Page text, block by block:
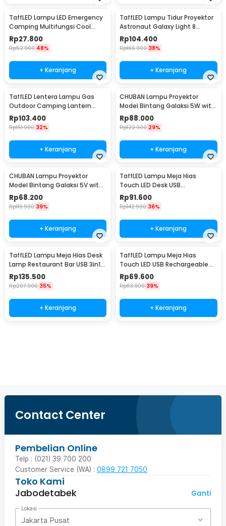
TaffLED Lampu LED Emergency
Camping Multifungsi Cool
White 10W 1200mAh - LB171
Rp27.800
Rp52.900 48%
+ Keranjang
TaffLED Lampu Tidur Proyektor
Astronaut Galaxy Light 8
Colors 5W 240V - HD481
Rp104.400
Rp166.900 38%
+ Keranjang
TaffLED Lentera Lampu Gas
Outdoor Camping Lantern
Lamp - BRS-55
Rp103.400
Rp151.900 32%
+ Keranjang
CHUBAN Lampu Proyektor
Model Bintang Galaksi 5W with
Remote Control - HR-F3
Rp88.000
Rp122.900 29%
+ Keranjang
CHUBAN Lampu Proyektor
Model Bintang Galaksi 5V with
Remote Control - HR-F2
Rp68.200
Rp110.900 39%
+ Keranjang
TaffLED Lampu Meja Hias
Touch LED Desk USB
Rechargeable Tri Color 3W -
J420
Rp91.600
Rp142.900 36%
+ Keranjang
TaffLED Lampu Meja Hias Desk
Lamp Restaurant Bar USB 3in1
Color - TW54
Rp135.500
Rp207.900 35%
+ Keranjang
TaffLED Lampu Meja Hias
Touch LED USB Rechargeable
Tri Color 1W - BRF5
Rp69.600
Rp113.900 39%
+ Keranjang
Contact Center
Pembelian Online
Telp : (021) 39 700 200
Customer Service (WA) : 0899 721 7050
Toko Kami
Jabodetabek
Ganti
Lokasi
Jakarta Pusat